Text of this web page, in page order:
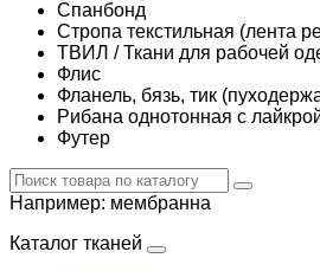
Спанбонд
Стропа текстильная (лента
ТВИЛ / Ткани для рабочей
Флис
Фланель, бязь, тик
Рибана однотонная с
Футер
Например: мембранна
Каталог тканей